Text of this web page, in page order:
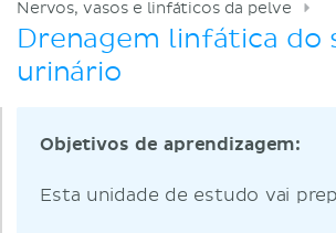
Nervos, vasos e linfáticos da pelve
Drenagem linfática do
urinário
Objetivos de aprendizagem:
Esta unidade de estudo vai